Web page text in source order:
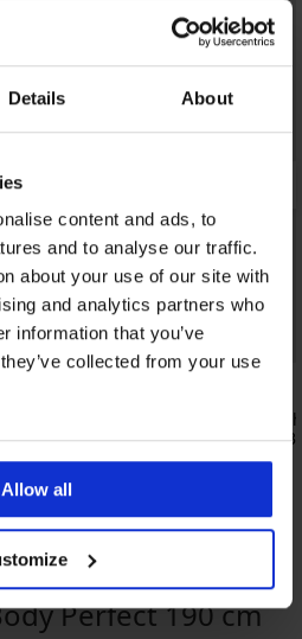
Details About
content and ads, to
and to analyse our traffic.
about your use of our site with
and analytics partners who
information that you’ve
collected from your use
Allow all
2 PACK T-
JONES
120,99 zł
Podkoszulek
Perfect 190 cm